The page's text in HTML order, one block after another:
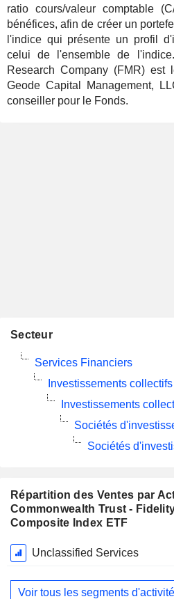
ratio cours/valeur comptable
bénéfices, afin de créer un
l'indice qui présente un profil
celui de l'ensemble de
Research Company (FMR) est
Geode Capital Management,
conseiller pour le Fonds.
Répartition des Ventes par
Commonwealth Trust -
Composite Index ETF
Période
Fiscale:
Novembre
Unclassified Services
Voir tous les segments
Secteur
Services Financiers
Investissements collectifs
Investissements
Sociétés
Sociétés